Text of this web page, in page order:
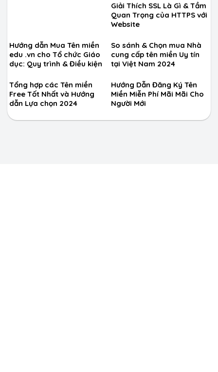
Giải Thích SSL Là Gì & Tầm
Quan Trọng của HTTPS với
Website
Hướng dẫn Mua Tên miền
edu .vn cho Tổ chức Giáo
dục: Quy trình & Điều kiện
So sánh & Chọn mua Nhà
cung cấp tên miền Uy tín
tại Việt Nam 2024
Tổng hợp các Tên miền
Free Tốt Nhất và Hướng
dẫn Lựa chọn 2024
Hướng Dẫn Đăng Ký Tên
Miền Miễn Phí Mãi Mãi Cho
Người Mới